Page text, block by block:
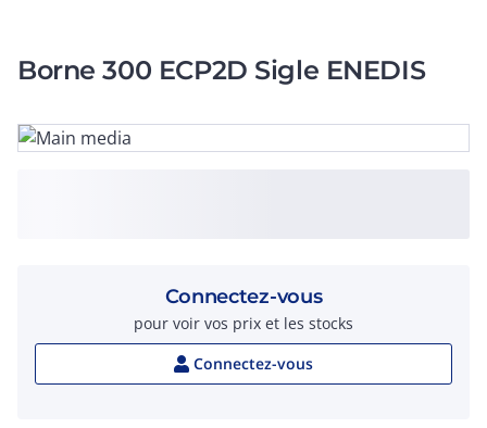
Borne 300 ECP2D Sigle ENEDIS
Connectez-vous
pour voir vos prix et les stocks
Connectez-vous